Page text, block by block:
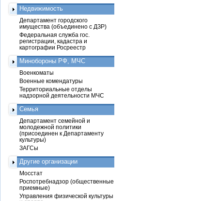
Недвижимость
Департамент городского
имущества (объединено с ДЗР)
Федеральная служба гос.
регистрации, кадастра и
картографии Росреестр
Минобороны РФ, МЧС
Военкоматы
Военные комендатуры
Территориальные отделы
надзорной деятельности МЧС
Семья
Департамент семейной и
молодежной политики
(присоединен к Департаменту
культуры)
ЗАГСы
Другие организации
Мосстат
Роспотребнадзор (общественные
приемные)
Управления физической культуры